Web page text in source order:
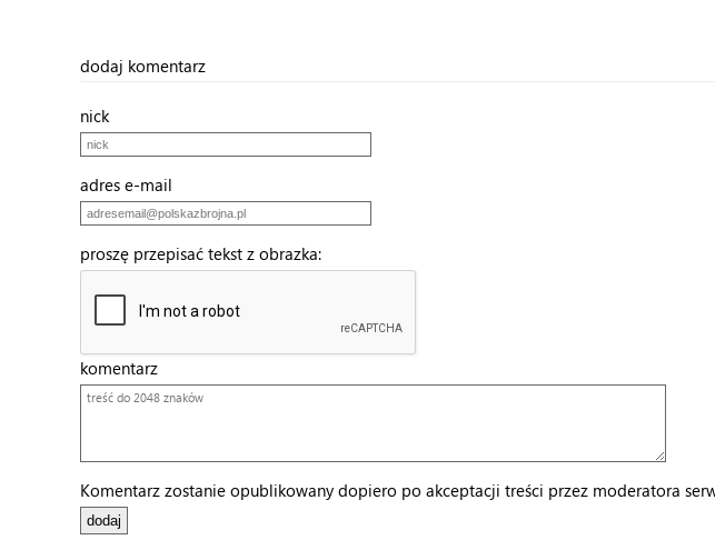
dodaj komentarz
nick
adres e-mail
proszę przepisać tekst z obrazka:
komentarz
Komentarz zostanie opublikowany dopiero po akceptacji treści przez moderatora